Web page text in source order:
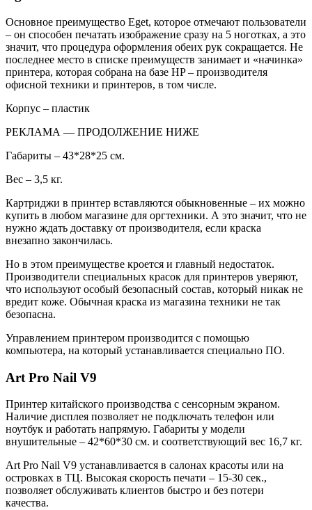
Основное преимущество Eget, которое отмечают пользователи
– он способен печатать изображение сразу на 5 ноготках, а это
значит, что процедура оформления обеих рук сокращается. Не
последнее место в списке преимуществ занимает и «начинка»
принтера, которая собрана на базе HP – производителя
офисной техники и принтеров, в том числе.
Корпус – пластик
РЕКЛАМА — ПРОДОЛЖЕНИЕ НИЖЕ
Габариты – 43*28*25 см.
Вес – 3,5 кг.
Картриджи в принтер вставляются обыкновенные – их можно
купить в любом магазине для оргтехники. А это значит, что не
нужно ждать доставку от производителя, если краска
внезапно закончилась.
Но в этом преимуществе кроется и главный недостаток.
Производители специальных красок для принтеров уверяют,
что используют особый безопасный состав, который никак не
вредит коже. Обычная краска из магазина техники не так
безопасна.
Управлением принтером производится с помощью
компьютера, на который устанавливается специально ПО.
Art Pro Nail V9
Принтер китайского производства с сенсорным экраном.
Наличие дисплея позволяет не подключать телефон или
ноутбук и работать напрямую. Габариты у модели
внушительные – 42*60*30 см. и соответствующий вес 16,7 кг.
Art Pro Nail V9 устанавливается в салонах красоты или на
островках в ТЦ. Высокая скорость печати – 15-30 сек.,
позволяет обслуживать клиентов быстро и без потери
качества.